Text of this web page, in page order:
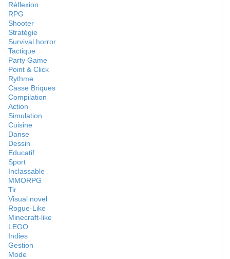
Réflexion
RPG
Shooter
Stratégie
Survival horror
Tactique
Party Game
Point & Click
Rythme
Casse Briques
Compilation
Action
Simulation
Cuisine
Danse
Dessin
Educatif
Sport
Inclassable
MMORPG
Tir
Visual novel
Rogue-Like
Minecraft-like
LEGO
Indies
Gestion
Mode